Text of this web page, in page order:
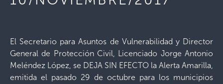
El Secretario para Asuntos de Vulnerabilidad y Director
General de Protección Civil, Licenciado Jorge Antonio
Meléndez López, se DEJA SIN EFECTO la Alerta Amarilla,
emitida el pasado 29 de octubre para los municipios